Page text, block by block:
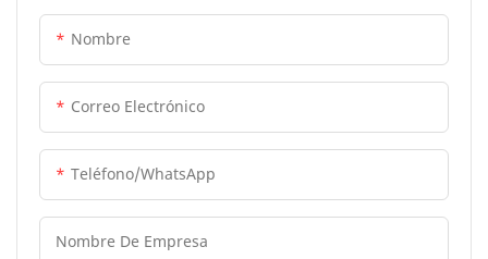
Nombre
Correo Electrónico
Teléfono/WhatsApp
Nombre De Empresa